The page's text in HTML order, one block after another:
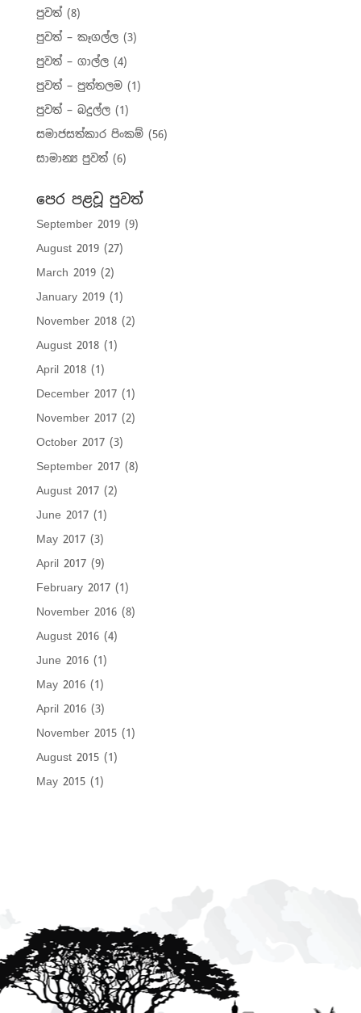
පුවත්(8)
පුවත් – කෑගල්ල(3)
පුවත් – ගාල්ල(4)
පුවත් – පුත්තලම(1)
පුවත් – බදුල්ල(1)
සමාජසත්කාර පිංකම්(56)
සාමාන්‍ය පුවත්(6)
පෙර පළවූ පුවත්
September 2019(9)
August 2019(27)
March 2019(2)
January 2019(1)
November 2018(2)
August 2018(1)
April 2018(1)
December 2017(1)
November 2017(2)
October 2017(3)
September 2017(8)
August 2017(2)
June 2017(1)
May 2017(3)
April 2017(9)
February 2017(1)
November 2016(8)
August 2016(4)
June 2016(1)
May 2016(1)
April 2016(3)
November 2015(1)
August 2015(1)
May 2015(1)